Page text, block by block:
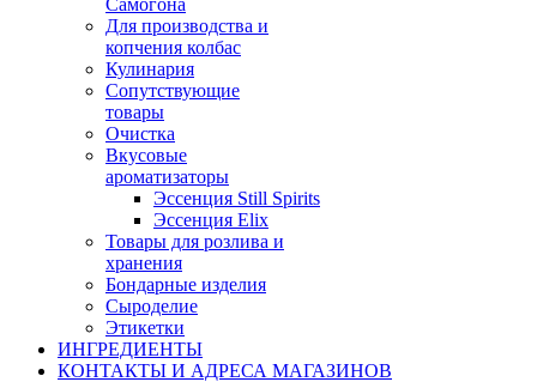
Самогона
Для производства и
копчения колбас
Кулинария
Сопутствующие
товары
Очистка
Вкусовые
ароматизаторы
Эссенция Still Spirits
Эссенция Elix
Товары для розлива и
хранения
Бондарные изделия
Cыроделие
Этикетки
ИНГРЕДИЕНТЫ
КОНТАКТЫ И АДРЕСА МАГАЗИНОВ